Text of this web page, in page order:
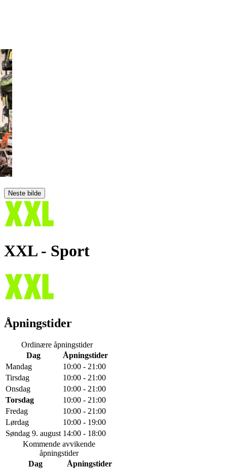
Neste bilde
XXL - Sport
Åpningstider
Ordinære åpningstider
Dag
Åpningstider
Mandag
10:00 - 21:00
Tirsdag
10:00 - 21:00
Onsdag
10:00 - 21:00
Torsdag
10:00 - 21:00
Fredag
10:00 - 21:00
Lørdag
10:00 - 19:00
Søndag 9. august 14:00 - 18:00
Kommende avvikende
åpningstider
Dag
Åpningstider